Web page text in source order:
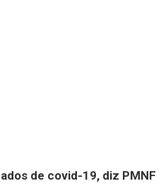
de covid-19, diz PMNF